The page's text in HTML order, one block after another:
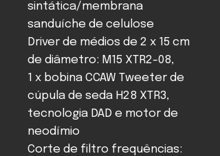
sintática/membrana
sanduíche de celulose
Driver de médios de 2 x 15 cm
de diâmetro: M15 XTR2-08,
1 x bobina CCAW Tweeter de
cúpula de seda H28 XTR3,
tecnologia DAD e motor de
neodímio
Corte de filtro frequências: